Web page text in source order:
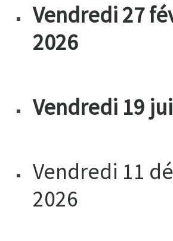
Vendredi 27
2026
Vendredi 19
Vendredi 11
2026